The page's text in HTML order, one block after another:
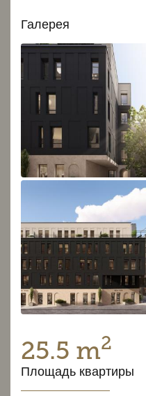
Галерея
25.5 m2
Площадь квартиры